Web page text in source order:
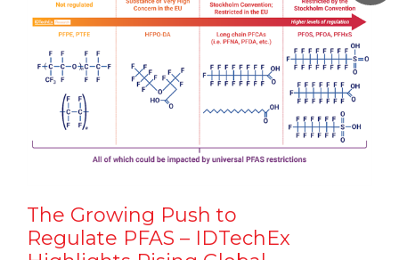
The Growing Push to
Regulate PFAS – IDTechEx